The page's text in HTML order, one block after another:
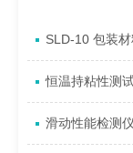
SLD-10 包装
恒温持粘性测
滑动性能检测